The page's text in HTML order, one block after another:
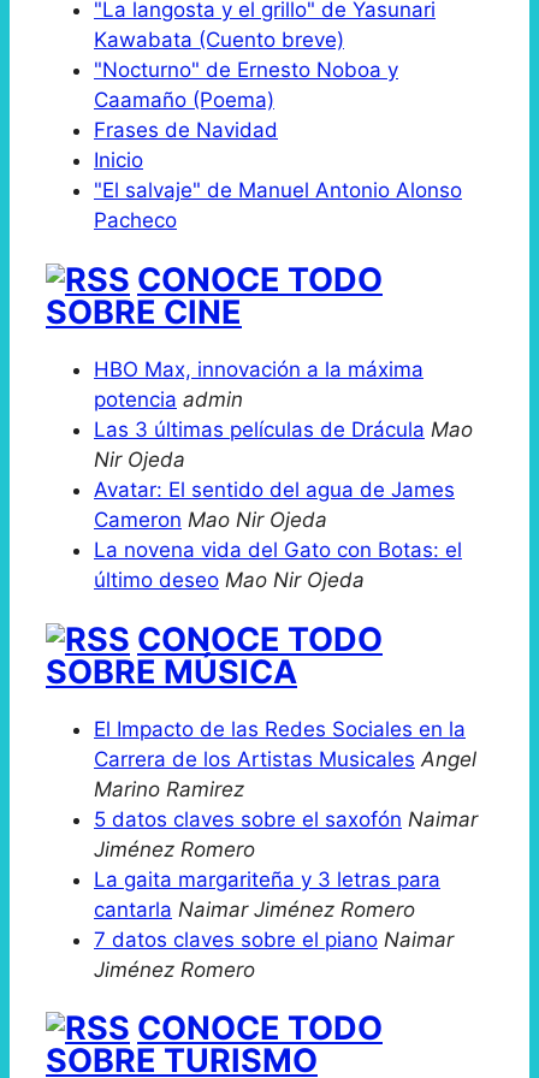
"La langosta y el grillo" de Yasunari
Kawabata (Cuento breve)
"Nocturno" de Ernesto Noboa y
Caamaño (Poema)
Frases de Navidad
Inicio
"El salvaje" de Manuel Antonio Alonso
Pacheco
CONOCE TODO
SOBRE CINE
HBO Max, innovación a la máxima
potencia admin
Las 3 últimas películas de Drácula Mao
Nir Ojeda
Avatar: El sentido del agua de James
Cameron Mao Nir Ojeda
La novena vida del Gato con Botas: el
último deseo Mao Nir Ojeda
CONOCE TODO
SOBRE MÚSICA
El Impacto de las Redes Sociales en la
Carrera de los Artistas Musicales Angel
Marino Ramirez
5 datos claves sobre el saxofón Naimar
Jiménez Romero
La gaita margariteña y 3 letras para
cantarla Naimar Jiménez Romero
7 datos claves sobre el piano Naimar
Jiménez Romero
CONOCE TODO
SOBRE TURISMO